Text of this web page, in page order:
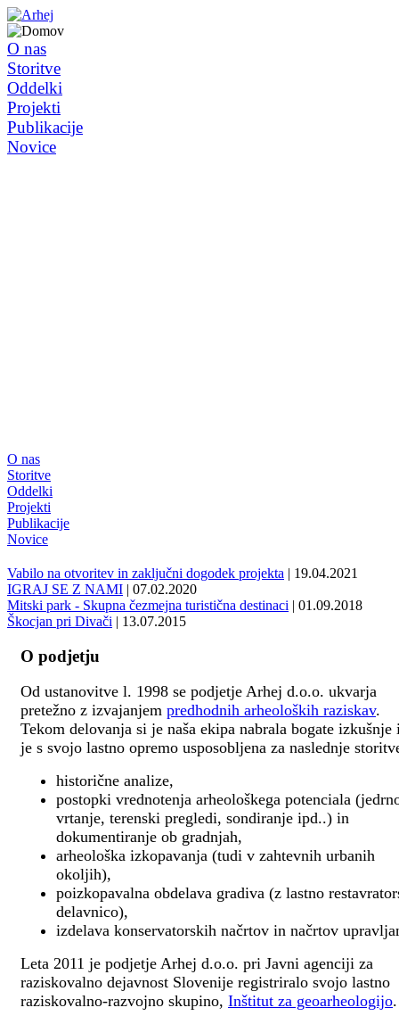
O nas
Storitve
Oddelki
Projekti
Publikacije
Novice
O nas
Storitve
Oddelki
Projekti
Publikacije
Novice
Vabilo na otvoritev in zaključni dogodek projekta | 19.04.2021
IGRAJ SE Z NAMI | 07.02.2020
Mitski park - Skupna čezmejna turistična destinaci | 01.09.2018
Škocjan pri Divači | 13.07.2015
O podjetju
Od ustanovitve l. 1998 se podjetje Arhej d.o.o. ukvarja
pretežno z izvajanjem predhodnih arheoloških raziskav.
Tekom delovanja si je naša ekipa nabrala bogate izkušnje
je s svojo lastno opremo usposobljena za naslednje
historične analize,
postopki vrednotenja arheološkega potenciala
vrtanje, terenski pregledi, sondiranje ipd..) in
dokumentiranje ob gradnjah,
arheološka izkopavanja (tudi v zahtevnih urbanih
okoljih),
poizkopavalna obdelava gradiva (z lastno
delavnico),
izdelava konservatorskih načrtov in načrtov
Leta 2011 je podjetje Arhej d.o.o. pri Javni agenciji za
raziskovalno dejavnost Slovenije registriralo svojo lastno
raziskovalno-razvojno skupino, Inštitut za geoarheologijo.